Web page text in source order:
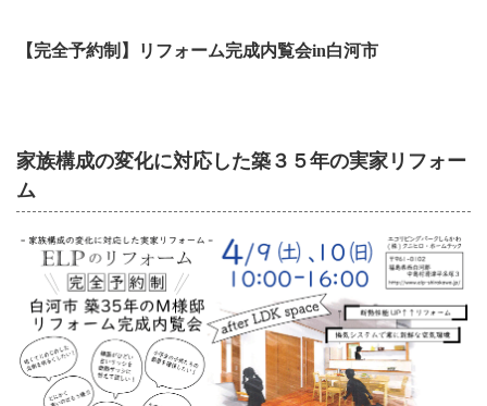
【完全予約制】リフォーム完成内覧会in白河市
家族構成の変化に対応した築３５年の実家リフォー
ム